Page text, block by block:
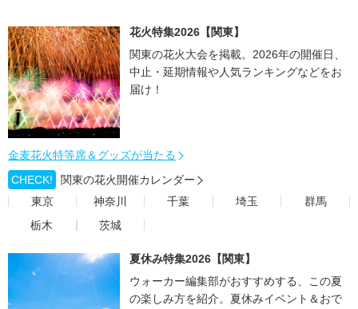
花火特集2026【関東】
関東の花火大会を掲載。2026年の開催日、
中止・延期情報や人気ランキングなどをお
届け！
金麦花火特等席＆グッズが当たる
CHECK!
関東の花火開催カレンダー
東京
神奈川 千葉 埼玉
群馬
栃木
茨城
夏休み特集2026【関東】
ウォーカー編集部がおすすめする、この夏
の楽しみ方を紹介。夏休みイベント＆おで